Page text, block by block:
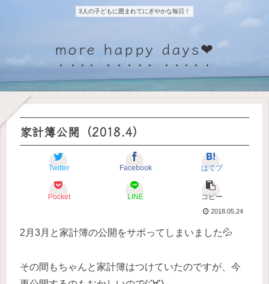
3人の子どもに囲まれてにぎやかな毎日！
more happy days❤
家計簿公開（2018.4）
Twitter Facebook はてブ
Pocket LINE コピー
2018.05.24
2月3月と家計簿の公開をサボってしまいました💦
その間もちゃんと家計簿はつけていたのですが、今